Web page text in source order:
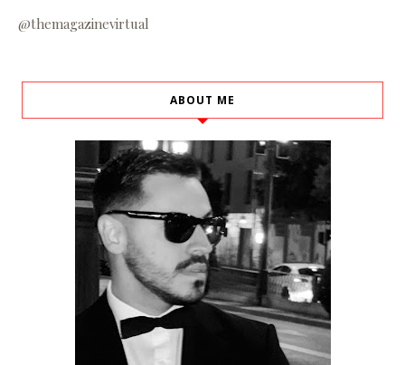
@themagazinevirtual
ABOUT ME